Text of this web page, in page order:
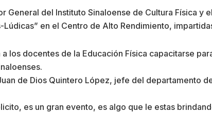
General del Instituto Sinaloense de Cultura Física
en el Centro de Alto Rendimiento,
los docentes de la Educación Física capacitarse
de Dios Quintero López, jefe del departamento
es un gran evento, es algo que le estas